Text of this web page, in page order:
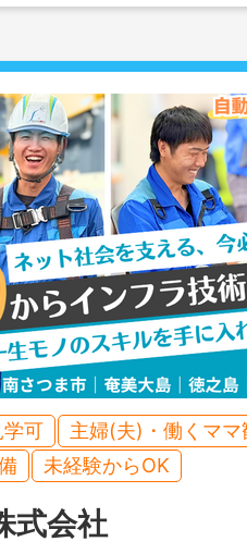
学可
主婦(夫)・働くママ
未経験からOK
式会社